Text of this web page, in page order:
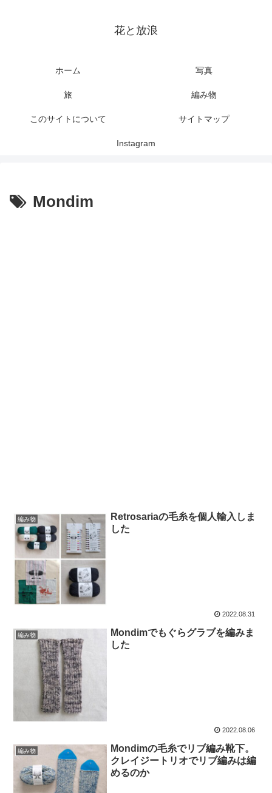
花と放浪
ホーム 写真
旅 編み物
このサイトについて サイトマップ
Instagram
Mondim
編み物
Retrosariaの毛糸を個人輸入しま
した
2022.08.31
編み物
Mondimでもぐらグラブを編みま
した
2022.08.06
編み物
Mondimの毛糸でリブ編み靴下。
クレイジートリオでリブ編みは編
めるのか